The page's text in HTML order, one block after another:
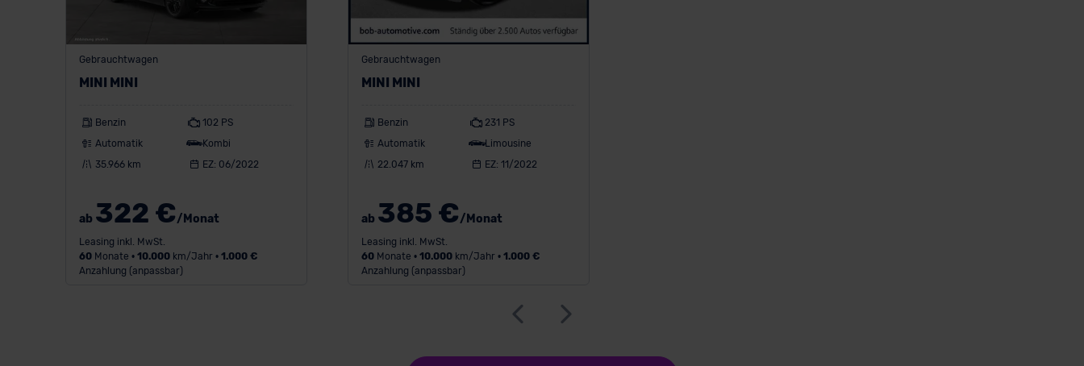
Gebrauchtwagen
MINI MINI
Benzin
102 PS
Automatik
Kombi
35.966 km
EZ: 06/2022
ab 322 €/Monat
Leasing inkl. MwSt.
60Monate • 10.000km/Jahr • 1.000 €
Anzahlung (anpassbar)
Gebrauchtwagen
MINI MINI
Benzin
231 PS
Automatik
Limousine
22.047 km
EZ: 11/2022
ab 385 €/Monat
Leasing inkl. MwSt.
60Monate • 10.000km/Jahr • 1.000 €
Anzahlung (anpassbar)